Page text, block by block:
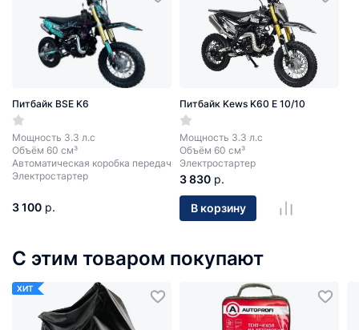
Питбайк BSE K6
Мощность 3.3 л.с
Объём 60 см³
Автоматическая коробка передач
Электростартер
3 100 р.
Питбайк Kews K60 E 10/10
Мощность 3.3 л.с
Объём 60 см³
Электростартер
3 830 р.
В корзину
С этим товаром покупают
ХИТ